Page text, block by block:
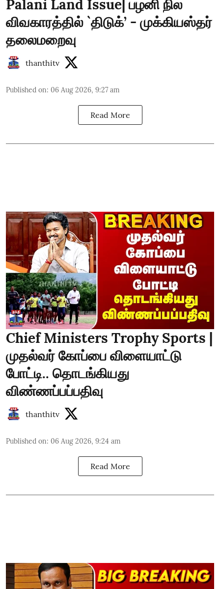
Palani Land Issue| பழனி நில
விவகாரத்தில் `திடுக்’ - முக்கியஸ்தர்
தலைமறைவு
thanthitv
Published on: 06 Aug 2026, 9:27 am
Read More
Chief Ministers Trophy Sports |
முதல்வர் கோப்பை விளையாட்டு
போட்டி.. தொடங்கியது
விண்ணப்பப்பதிவு
thanthitv
Published on: 06 Aug 2026, 9:24 am
Read More